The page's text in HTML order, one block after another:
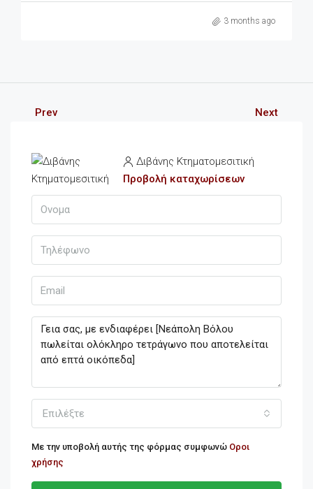
3 months ago
Prev Next
Διβάνης Κτηματομεσιτική
Προβολή καταχωρίσεων
Επιλέξτε
Με την υποβολή αυτής της φόρμας συμφωνώ Οροι
χρήσης